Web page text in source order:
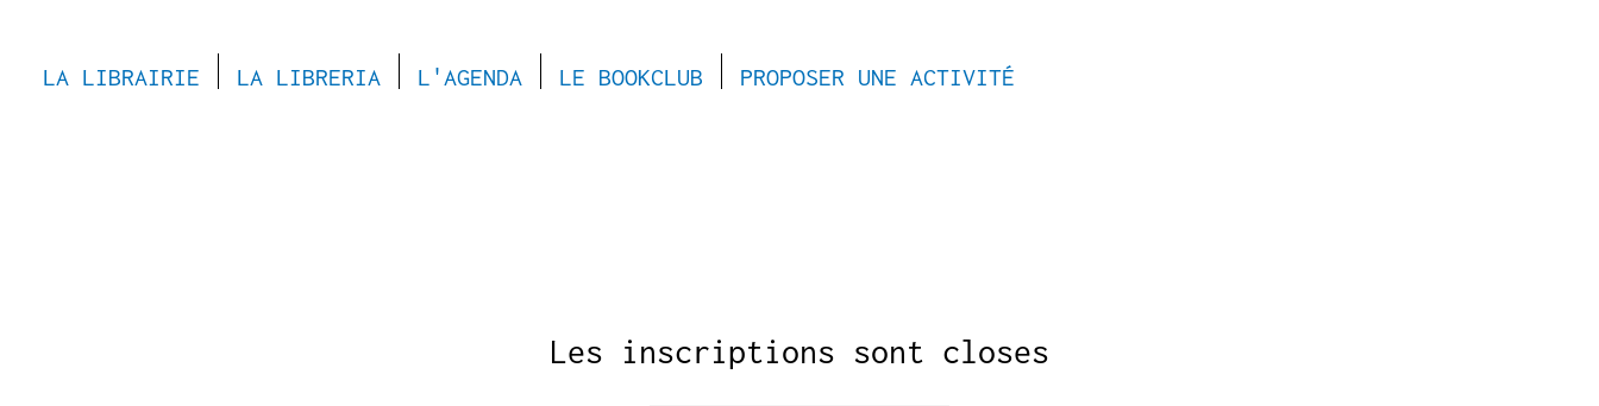
LA LIBRAIRIE LA LIBRERIA L'AGENDA LE BOOKCLUB PROPOSER UNE ACTIVITÉ
Les inscriptions sont closes